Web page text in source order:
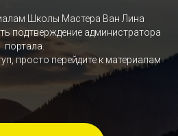
Школы Мастера Ван Лина
подтверждение администратора
портала.
просто перейдите к материалам